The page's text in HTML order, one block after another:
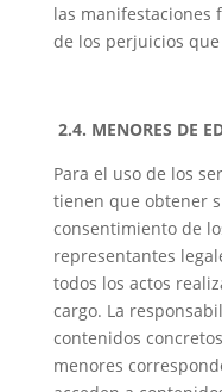
las manifestaciones
de los perjuicios
2.4. MENORES DE
Para el uso de los
tienen que obtener
consentimiento de
representantes
todos los actos
cargo. La
contenidos
menores